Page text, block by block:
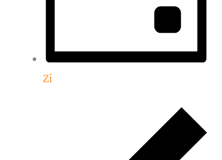
Zi